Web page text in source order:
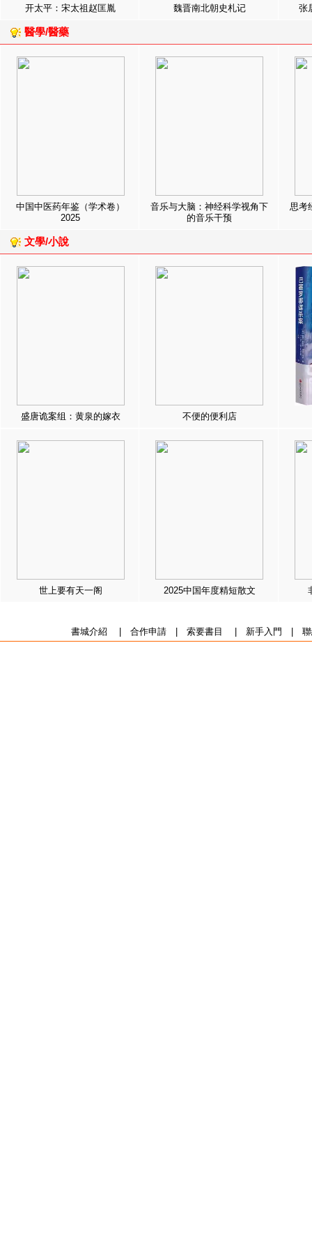
开太平：宋太祖赵匡胤 魏晋南北朝史札记 张
醫學/醫藥
中国中医药年鉴（学术卷）
2025
音乐与大脑：神经科学视角下
的音乐干预
思考
文學/小說
盛唐诡案组：黄泉的嫁衣 不便的便利店
世上要有天一阁 2025中国年度精短散文
書城介紹 合作申請| 索要書目 新手入門